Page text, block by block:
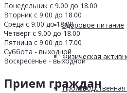
Здоровое питание
Физическая
Производственная
Понедельник с 9.00 до 18.00
Вторник с 9.00 до 18.00
Среда с 9.00 до 18.00
Четверг с 9.00 до 18.00
Пятница с 9.00 до 17.00
Суббота - выходной
Воскресенье - выходной
Прием граждан